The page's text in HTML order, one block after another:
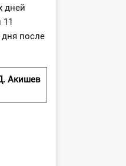
дней
дня после
Акишев